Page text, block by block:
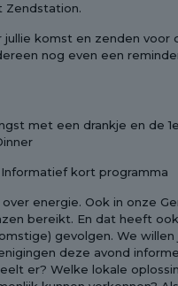
Zendstation.
jullie komst en zenden voor
nog even een
met een drankje en de
Informatief kort programma
energie. Ook in onze
bereikt. En dat heeft
gevolgen. We willen
deze avond
er? Welke lokale